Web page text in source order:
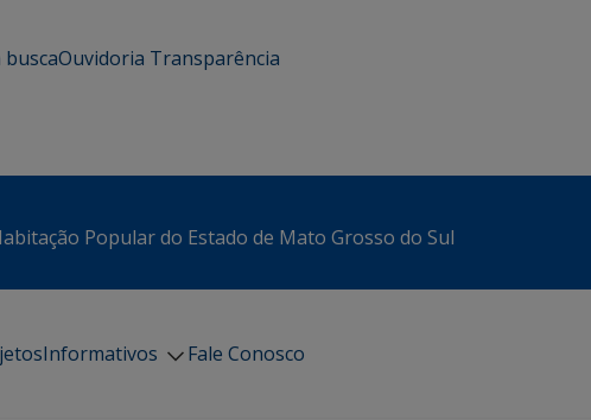
Ouvidoria Transparência
Popular do Estado de Mato Grosso do Sul
Informativos
Fale Conosco